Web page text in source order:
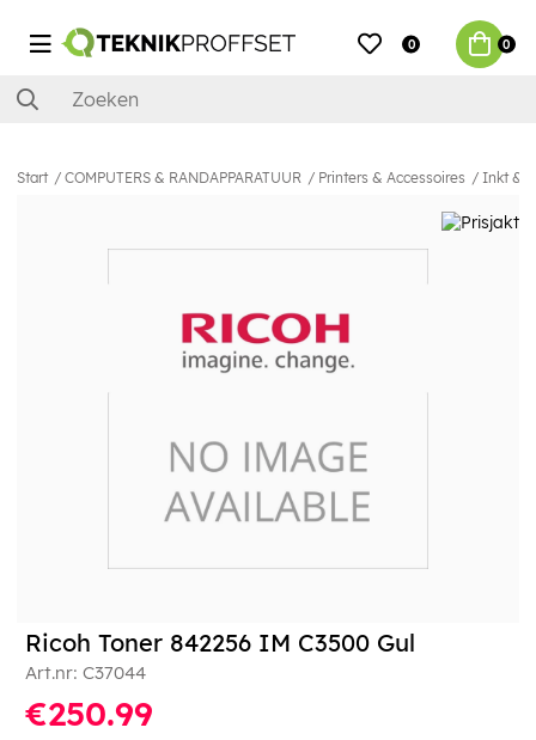
0 0
Start COMPUTERS & RANDAPPARATUUR Printers & Accessoires Inkt &
Ricoh Toner 842256 IM C3500 Gul
Art.nr: C37044
€250.99